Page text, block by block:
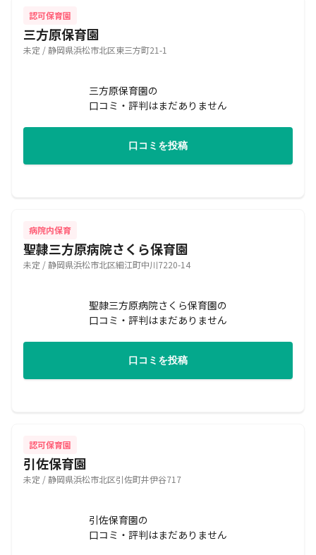
認可保育園
三方原保育園
未定 / 静岡県浜松市北区東三方町21-1
三方原保育園の
口コミ・評判はまだありません
口コミを投稿
病院内保育
聖隷三方原病院さくら保育園
未定 / 静岡県浜松市北区細江町中川7220-14
聖隷三方原病院さくら保育園の
口コミ・評判はまだありません
口コミを投稿
認可保育園
引佐保育園
未定 / 静岡県浜松市北区引佐町井伊谷717
引佐保育園の
口コミ・評判はまだありません